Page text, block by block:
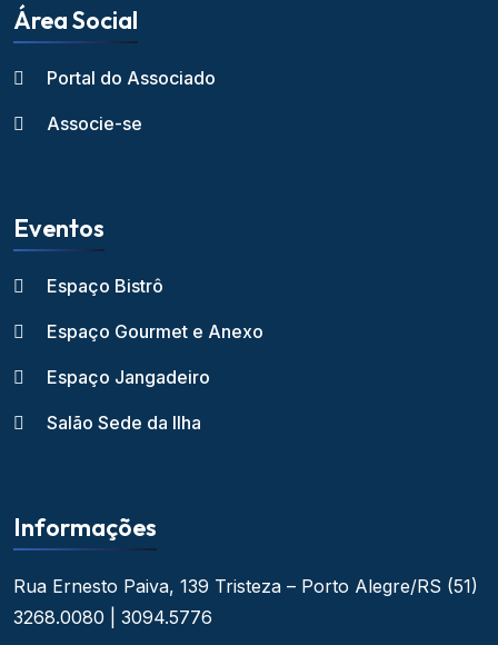
Área Social
Portal do Associado
Associe-se
Eventos
Espaço Bistrô
Espaço Gourmet e Anexo
Espaço Jangadeiro
Salão Sede da Ilha
Informações
Rua Ernesto Paiva, 139 Tristeza – Porto Alegre/RS (51)
3268.0080 | 3094.5776